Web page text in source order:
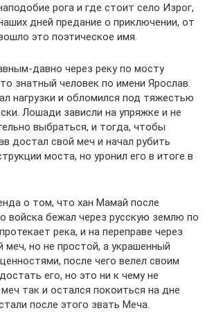
рога и где стоит село Изрог,
дней предание о приключении, от
это поэтическое имя.
давно через реку по мосту
знатный человек по имени Ярослав.
нагрузки и обломился под тяжестью
Лошади зависли на упряжке и не
выбраться, и тогда, чтобы
достал свой меч и начал рубить
моста, но уронил его в итоге в
о том, что хан Мамай после
войска бежал через русскую землю по
река, и на переправе через
меч, но не простой, а украшенный
после чего велел своим
его, но это ни к чему не
так и остался покоиться на дне
после этого звать Меча.